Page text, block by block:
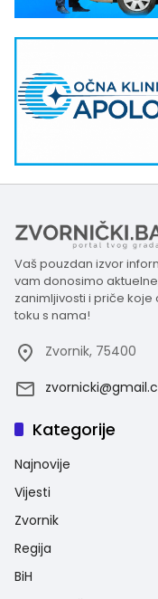
Vaš pouzdan izvor
vam donosimo
zanimljivosti i priče koje
toku s nama!
Zvornik, 75400
Kategorije
Najnovije
Vijesti
Zvornik
Regija
BiH